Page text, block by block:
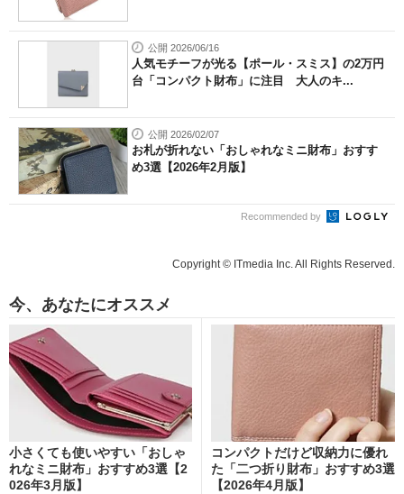
公開 2026/06/16
人気モチーフが光る【ポール・スミス】の2万円
台「コンパクト財布」に注目 大人のキ...
公開 2026/02/07
お札が折れない「おしゃれなミニ財布」おすす
め3選【2026年2月版】
Recommended by
Copyright © ITmedia Inc. All Rights Reserved.
今、あなたにオススメ
小さくても使いやすい「おしゃ
れなミニ財布」おすすめ3選【2
026年3月版】
コンパクトだけど収納力に優れ
た「二つ折り財布」おすすめ3選
【2026年4月版】